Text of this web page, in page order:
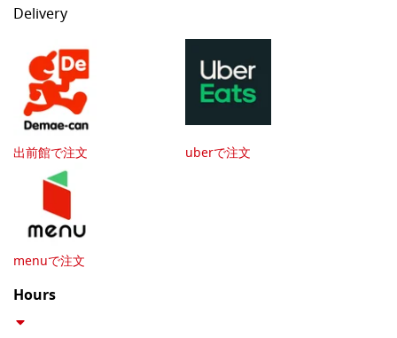
Delivery
出前館で注文 uberで注文
menuで注文
Hours